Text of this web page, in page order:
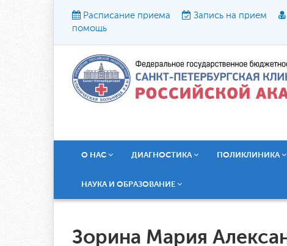
Расписание приема Запись на прием
помощь
О НАС ДИАГНОСТИКА ПОЛИКЛИНИКА
НАУКА И ОБРАЗОВАНИЕ
Зорина Мария